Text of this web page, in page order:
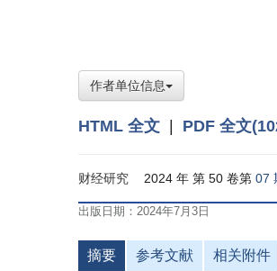
作者单位信息
HTML 全文 PDF 全文
财经研究 2024 年 第 50 卷第 07
出版日期：2024年7月3日
摘要 参考文献 相关附件